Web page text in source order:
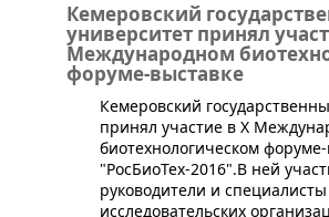
Кемеровский
университет принял
Международном
форуме-выставке
​Кемеровский
принял участие в X
биотехнологическом
"РосБиоТех-2016".В ней
руководители и
исследовательских